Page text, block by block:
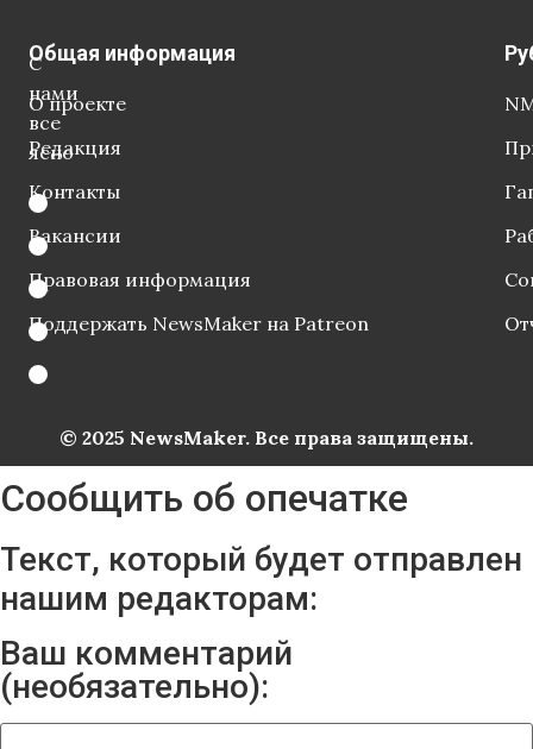
С
нами
все
ясно
Общая информация
О проекте
Редакция
Контакты
Вакансии
Правовая информация
Поддержать NewsMaker на Patreon
© 2025 NewsMaker. Все права защищены.
Сообщить об опечатке
Текст, который будет отправлен
нашим редакторам:
Ваш комментарий
(необязательно):